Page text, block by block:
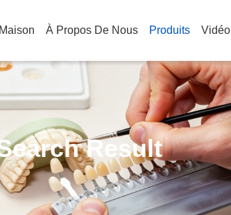
À Propos De Nous Produits Vidéo
Result